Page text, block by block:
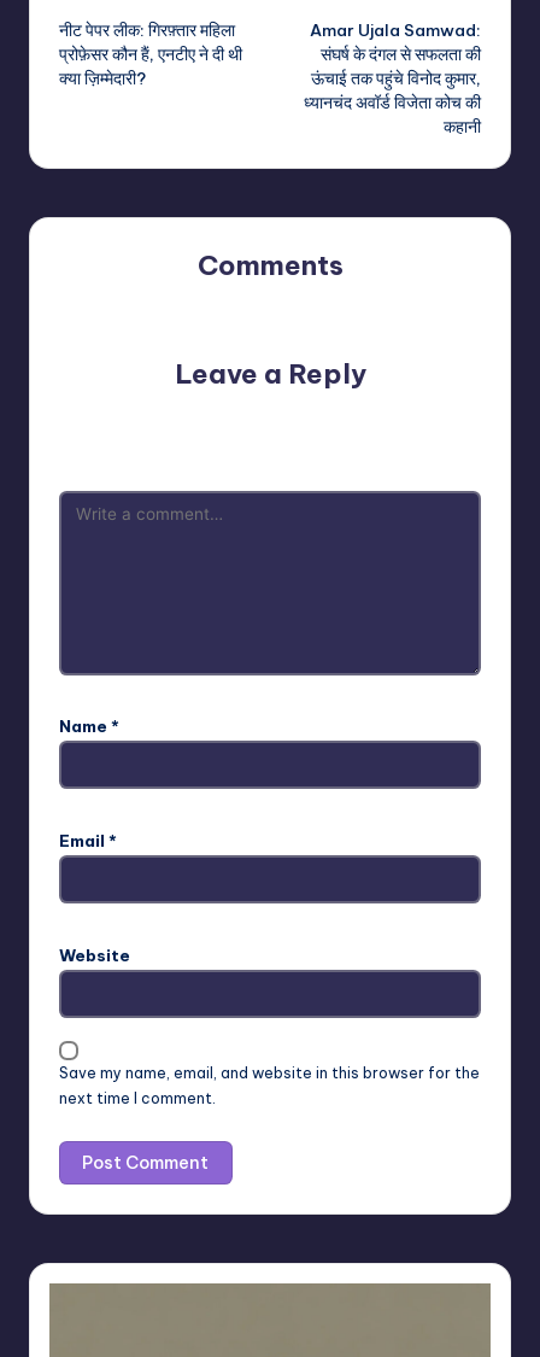
navigation
नीट पेपर लीक: गिरफ़्तार महिला
प्रोफ़ेसर कौन हैं, एनटीए ने दी थी
क्या ज़िम्मेदारी?
Amar Ujala Samwad:
संघर्ष के दंगल से सफलता की
ऊंचाई तक पहुंचे विनोद कुमार,
ध्यानचंद अवॉर्ड विजेता कोच की
कहानी
Comments
Leave a Reply
Name *
Email *
Website
Save my name, email, and website in this browser for the
next time I comment.